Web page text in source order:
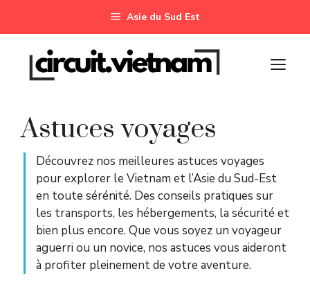
Asie du Sud Est
Astuces voyages
Découvrez nos meilleures astuces voyages
pour explorer le Vietnam et l’Asie du Sud-Est
en toute sérénité. Des conseils pratiques sur
les transports, les hébergements, la sécurité et
bien plus encore. Que vous soyez un voyageur
aguerri ou un novice, nos astuces vous aideront
à profiter pleinement de votre aventure.